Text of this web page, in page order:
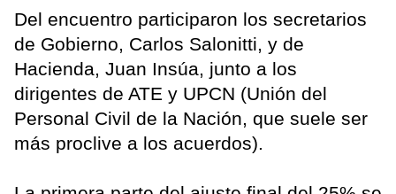
Del encuentro participaron los secretarios
de Gobierno, Carlos Salonitti, y de
Hacienda, Juan Insúa, junto a los
dirigentes de ATE y UPCN (Unión del
Personal Civil de la Nación, que suele ser
más proclive a los acuerdos).